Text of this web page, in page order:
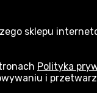
Marki
Blog
sklepu
Polityka
i